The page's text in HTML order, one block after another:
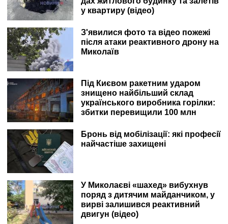
у квартиру (відео)
З'явилися фото та відео пожежі
після атаки реактивного дрону на
Миколаїв
Під Києвом ракетним ударом
знищено найбільший склад
українського виробника горілки:
збитки перевищили 100 млн
Бронь від мобілізації: які професії
найчастіше захищені
У Миколаєві «шахед» вибухнув
поряд з дитячим майданчиком, у
вирві залишився реактивний
двигун (відео)